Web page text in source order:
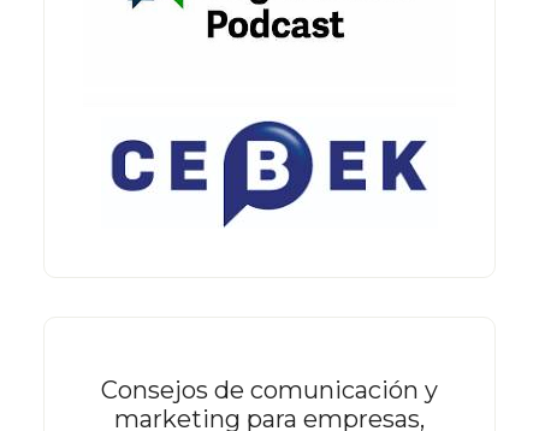
Consejos de comunicación y
marketing para empresas,